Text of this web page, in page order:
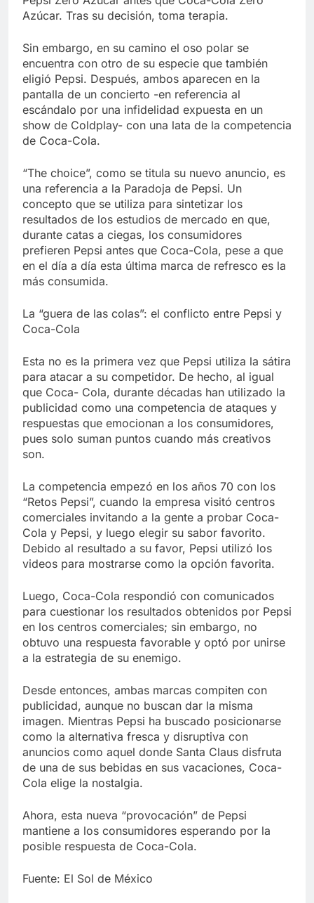
Azúcar. Tras su decisión, toma terapia.
Sin embargo, en su camino el oso polar se
encuentra con otro de su especie que también
eligió Pepsi. Después, ambos aparecen en la
pantalla de un concierto -en referencia al
escándalo por una infidelidad expuesta en un
show de Coldplay- con una lata de la competencia
de Coca-Cola.
“The choice”, como se titula su nuevo anuncio, es
una referencia a la Paradoja de Pepsi. Un
concepto que se utiliza para sintetizar los
resultados de los estudios de mercado en que,
durante catas a ciegas, los consumidores
prefieren Pepsi antes que Coca-Cola, pese a que
en el día a día esta última marca de refresco es la
más consumida.
La “guera de las colas”: el conflicto entre Pepsi y
Coca-Cola
Esta no es la primera vez que Pepsi utiliza la sátira
para atacar a su competidor. De hecho, al igual
que Coca- Cola, durante décadas han utilizado la
publicidad como una competencia de ataques y
respuestas que emocionan a los consumidores,
pues solo suman puntos cuando más creativos
son.
La competencia empezó en los años 70 con los
“Retos Pepsi”, cuando la empresa visitó centros
comerciales invitando a la gente a probar Coca-
Cola y Pepsi, y luego elegir su sabor favorito.
Debido al resultado a su favor, Pepsi utilizó los
videos para mostrarse como la opción favorita.
Luego, Coca-Cola respondió con comunicados
para cuestionar los resultados obtenidos por Pepsi
en los centros comerciales; sin embargo, no
obtuvo una respuesta favorable y optó por unirse
a la estrategia de su enemigo.
Desde entonces, ambas marcas compiten con
publicidad, aunque no buscan dar la misma
imagen. Mientras Pepsi ha buscado posicionarse
como la alternativa fresca y disruptiva con
anuncios como aquel donde Santa Claus disfruta
de una de sus bebidas en sus vacaciones, Coca-
Cola elige la nostalgia.
Ahora, esta nueva “provocación” de Pepsi
mantiene a los consumidores esperando por la
posible respuesta de Coca-Cola.
Fuente: El Sol de México